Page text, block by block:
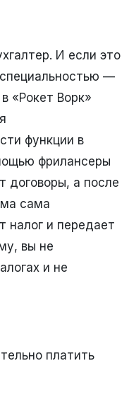
И если это
—
«Рокет Ворк»
функции в
фрилансеры
договоры, а после
сама
и передает
вы не
и не
платить